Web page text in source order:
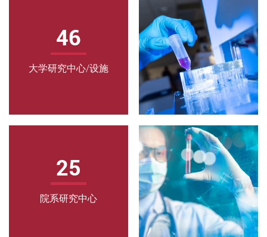
会
46
大学研究中心/设施
25
院系研究中心